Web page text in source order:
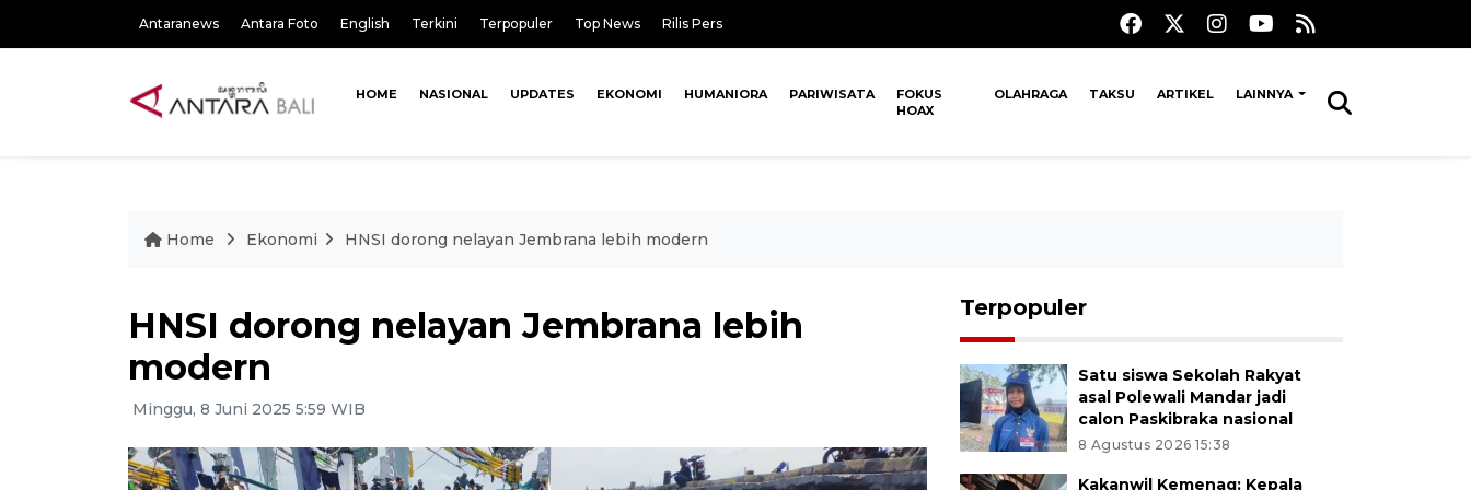
Antaranews Antara Foto English Terkini Terpopuler Top News Rilis Pers
HOME NASIONAL UPDATES EKONOMI HUMANIORA PARIWISATA
FOKUS
HOAX
OLAHRAGA TAKSU ARTIKEL LAINNYA
Home Ekonomi HNSI dorong nelayan Jembrana lebih modern
HNSI dorong nelayan Jembrana lebih
modern
Minggu, 8 Juni 2025 5:59 WIB
Terpopuler
Satu siswa Sekolah Rakyat
asal Polewali Mandar jadi
calon Paskibraka nasional
8 Agustus 2026 15:38
Kakanwil Kemenag: Kepala